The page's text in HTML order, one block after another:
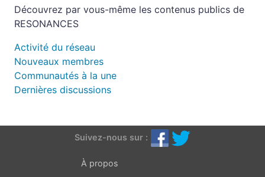
Découvrez par vous-même les contenus publics de
RESONANCES
Activité du réseau
Nouveaux membres
Communautés à la une
Dernières discussions
Suivez-nous sur :
À propos